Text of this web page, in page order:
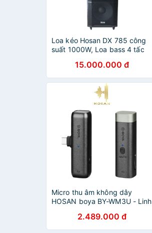
Loa kéo Hosan DX 785 công
suất 1000W, Loa bass 4 tấc
15.000.000 đ
Micro thu âm không dây
HOSAN boya BY-WM3U - Linh
hành 12 tháng2.489.000 đ